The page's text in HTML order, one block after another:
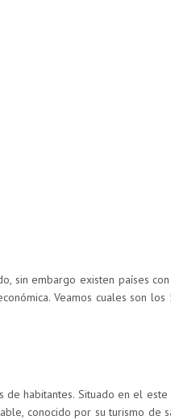
sin embargo existen países
Veamos cuales son los
habitantes. Situado en el
conocido por su turismo de